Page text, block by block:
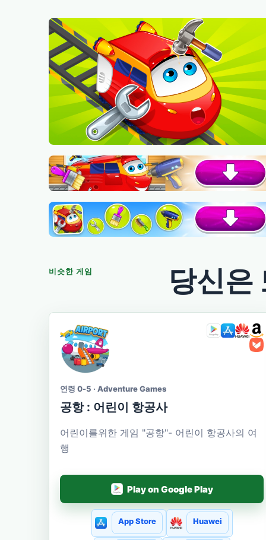
비슷한 게임 당신은
연령 0-5 · Adventure Games
공항 : 어린이 항공사
어린이를위한 게임 "공항"- 어린이 항공사의 여
행
Play on Google Play
App Store Huawei